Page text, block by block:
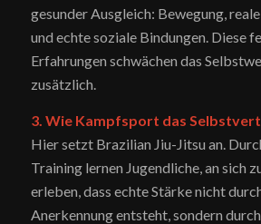
gesunder Ausgleich: Bewegung,
und echte soziale Bindungen. Diese
Erfahrungen schwächen das
zusätzlich.
3. Wie Kampfsport das
Hier setzt Brazilian Jiu-Jitsu an.
Training lernen Jugendliche, an sich
erleben, dass echte Stärke nicht
Anerkennung entsteht, sondern